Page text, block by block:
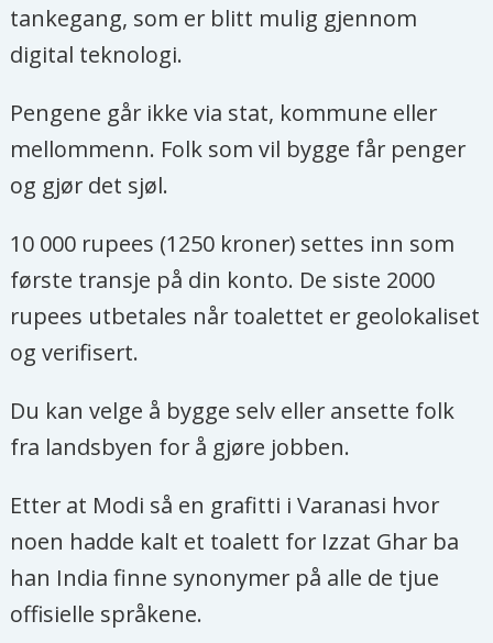
tankegang, som er blitt mulig gjennom
digital teknologi.
Pengene går ikke via stat, kommune eller
mellommenn. Folk som vil bygge får penger
og gjør det sjøl.
10 000 rupees (1250 kroner) settes inn som
første transje på din konto. De siste 2000
rupees utbetales når toalettet er geolokaliset
og verifisert.
Du kan velge å bygge selv eller ansette folk
fra landsbyen for å gjøre jobben.
Etter at Modi så en grafitti i Varanasi hvor
noen hadde kalt et toalett for Izzat Ghar ba
han India finne synonymer på alle de tjue
offisielle språkene.